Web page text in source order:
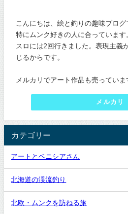
こんにちは、絵と釣りの趣味ブログ
特にムンク好きの人に合っていま
スロには2回行きました。表現主義
じるからです。
メルカリでアート作品も売っていま
メルカリ
カテゴリー
アートとベニシアさん
北海道の渓流釣り
北欧・ムンクを訪ねる旅